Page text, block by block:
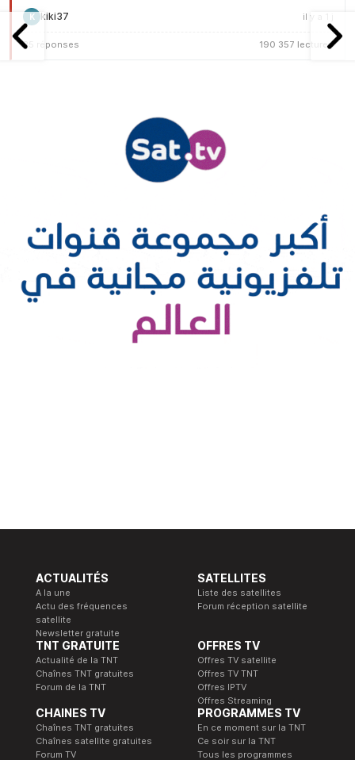
K kiki37 il y a 1 j
25 réponses 190 357 lectures
ACTUALITÉS
A la une
Actu des fréquences
satellite
Newsletter gratuite
SATELLITES
Liste des satellites
Forum réception satellite
TNT GRATUITE
Actualité de la TNT
Chaînes TNT gratuites
Forum de la TNT
OFFRES TV
Offres TV satellite
Offres TV TNT
Offres IPTV
Offres Streaming
CHAINES TV
Chaînes TNT gratuites
Chaînes satellite gratuites
Forum TV
PROGRAMMES TV
En ce moment sur la TNT
Ce soir sur la TNT
Tous les programmes